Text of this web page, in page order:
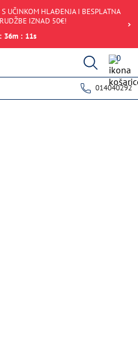
UČINKOM HLAĐENJA I BESPLATNA
IZNAD 50€!
: 36m : 11s
0
014040292